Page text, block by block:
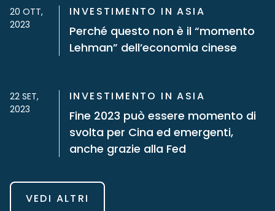
20 OTT,
2023
INVESTIMENTO IN ASIA
Perché questo non è il “momento
Lehman” dell’economia cinese
22 SET,
2023
INVESTIMENTO IN ASIA
Fine 2023 può essere momento di
svolta per Cina ed emergenti,
anche grazie alla Fed
VEDI ALTRI